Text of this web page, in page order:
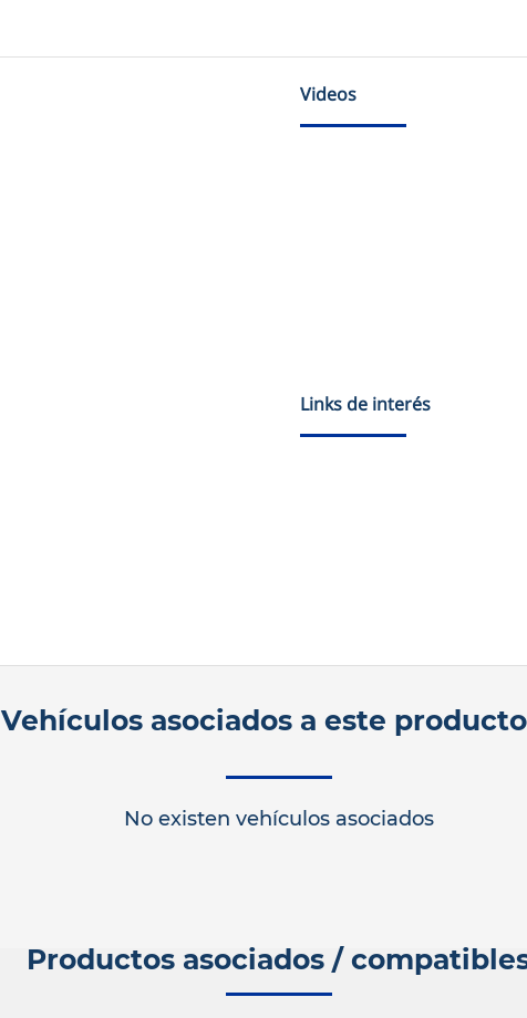
Videos
Links de interés
Vehículos asociados a este producto
No existen vehículos asociados
Productos asociados /